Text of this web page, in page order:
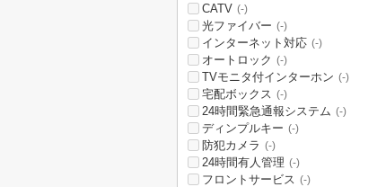
CATV (-)
光ファイバー (-)
インターネット対応 (-)
オートロック (-)
TVモニタ付インターホン (-)
宅配ボックス (-)
24時間緊急通報システム (-)
ディンプルキー (-)
防犯カメラ (-)
24時間有人管理 (-)
フロントサービス (-)